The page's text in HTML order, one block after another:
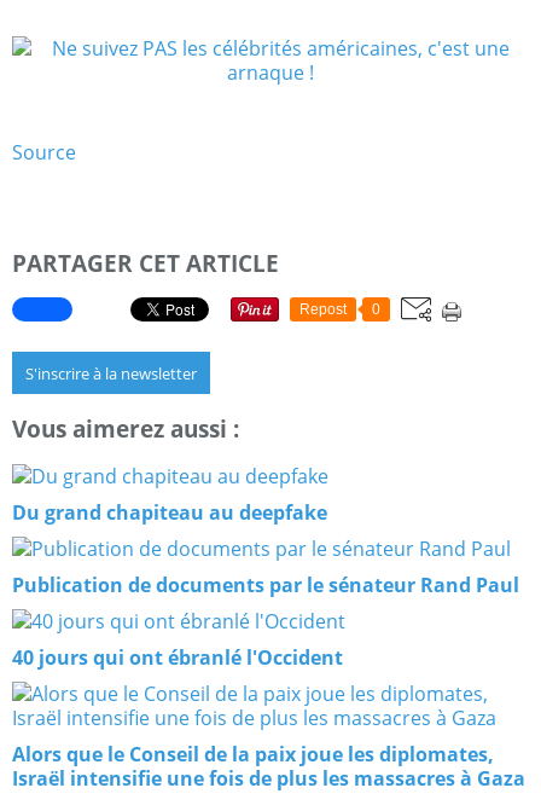
Source
PARTAGER CET ARTICLE
Repost 0
S'inscrire à la newsletter
Vous aimerez aussi :
Du grand chapiteau au deepfake
Publication de documents par le sénateur Rand Paul
40 jours qui ont ébranlé l'Occident
Alors que le Conseil de la paix joue les diplomates,
Israël intensifie une fois de plus les massacres à Gaza